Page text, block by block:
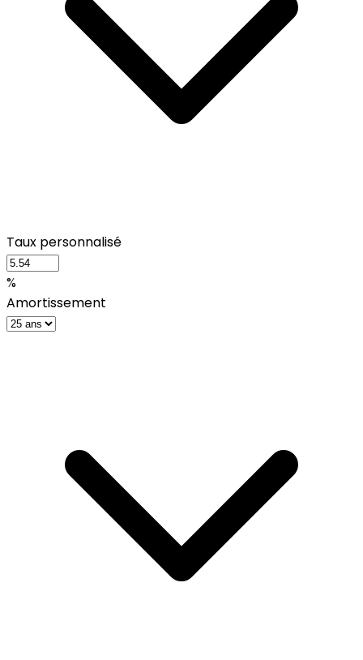
Taux personnalisé
%
Amortissement